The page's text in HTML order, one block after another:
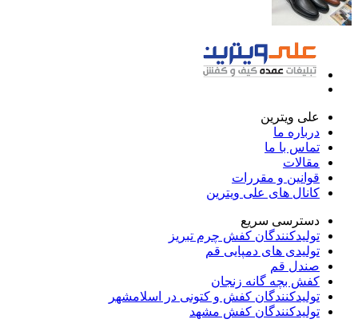
علی ویترین
درباره ما
تماس با ما
مقالات
قوانین و مقررات
کانال های علی ویترین
دسترسی سریع
تولیدکنندگان کفش چرم تبریز
تولیدی های دمپایی قم
صندل قم
کفش بچه گانه زنجان
تولیدکنندگان کفش و کتونی در اسلامشهر
تولیدکنندگان کفش مشهد